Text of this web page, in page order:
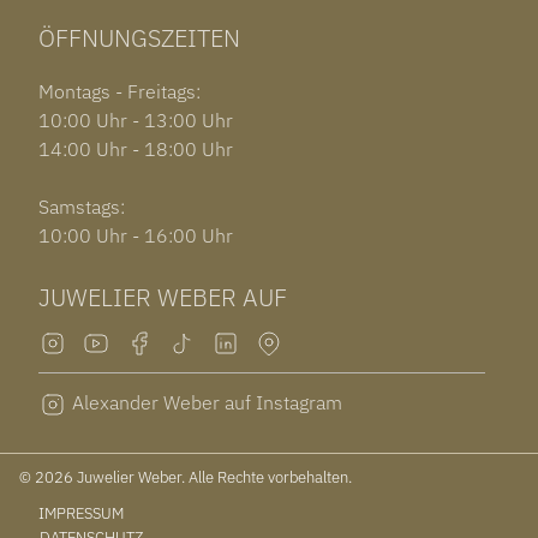
ÖFFNUNGSZEITEN
Montags - Freitags:
10:00 Uhr - 13:00 Uhr
14:00 Uhr - 18:00 Uhr
Samstags:
10:00 Uhr - 16:00 Uhr
JUWELIER WEBER AUF
Alexander Weber auf Instagram
© 2026 Juwelier Weber. Alle Rechte vorbehalten.
IMPRESSUM